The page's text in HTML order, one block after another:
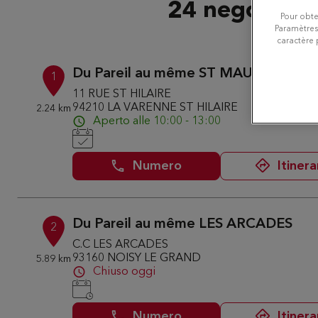
24 negozi
1
2.24 km
Du Pareil au même ST MAUR DES
11 RUE ST HILAIRE
94210 LA VARENNE ST HILAIRE
Aperto alle 10:00 - 13:00
Numero
2
5.89 km
Du Pareil au même LES ARCADES
C.C LES ARCADES
93160 NOISY LE GRAND
Chiuso oggi
Pour
caractère